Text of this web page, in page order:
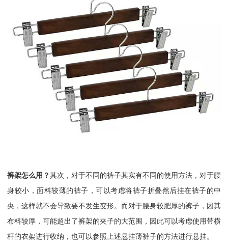
裤架怎么用？ 其次，对于不同的裤子其实有不同的使用方法，对于腰
身较小，面料较薄的裤子，可以考虑将裤子折叠然后挂在裤子的中
央，这样就不会导致要不发生变形。而对于腰身较肥厚的裤子，因其
布料较厚，可能超出了裤架的夹子的大范围，因此可以考虑使用带横
杆的衣架进行收纳，也可以参照上述悬挂薄裤子的方法进行悬挂。